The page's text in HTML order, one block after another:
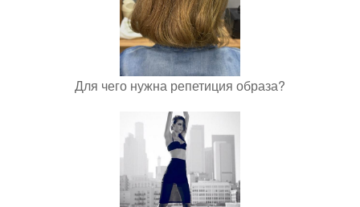
Для чего нужна репетиция образа?